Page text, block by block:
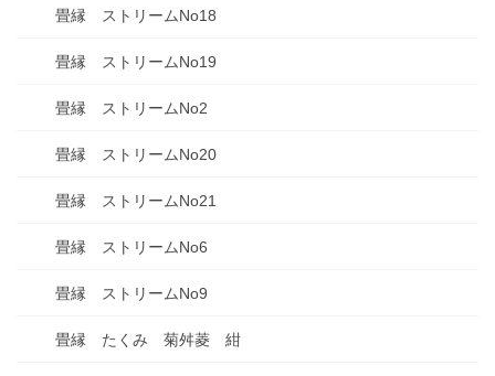
畳縁 ストリームNo18
畳縁 ストリームNo19
畳縁 ストリームNo2
畳縁 ストリームNo20
畳縁 ストリームNo21
畳縁 ストリームNo6
畳縁 ストリームNo9
畳縁 たくみ 菊舛菱 紺